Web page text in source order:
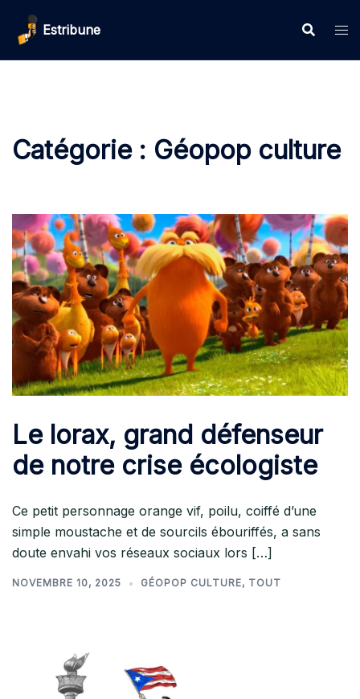
Estribune
Catégorie : Géopop culture
Le lorax, grand défenseur
de notre crise écologiste
Ce petit personnage orange vif, poilu, coiffé d’une
simple moustache et de sourcils ébouriffés, a sans
doute envahi vos réseaux sociaux lors […]
NOVEMBRE 10, 2025 GÉOPOP CULTURE, TOUT